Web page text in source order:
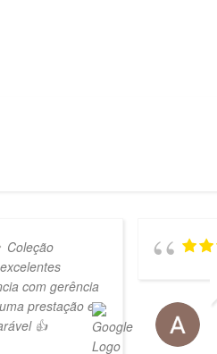
Coleção
com gerência
prestação e
👍